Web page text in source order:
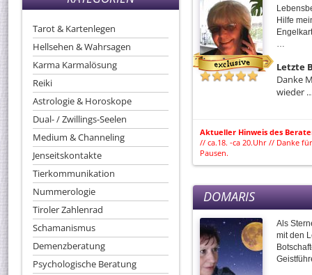
Tarot & Kartenlegen
Hellsehen & Wahrsagen
Karma Karmalösung
Reiki
Astrologie & Horoskope
Dual- / Zwillings-Seelen
Medium & Channeling
Jenseitskontakte
Tierkommunikation
Nummerologie
Tiroler Zahlenrad
Schamanismus
Demenzberatung
Psychologische Beratung
Hilfe
…
Letzte
Danke
wieder
Aktueller Hinweis des
// ca.18. -ca 20.Uhr // Danke
Pausen.
DOMARIS
Als
mit den